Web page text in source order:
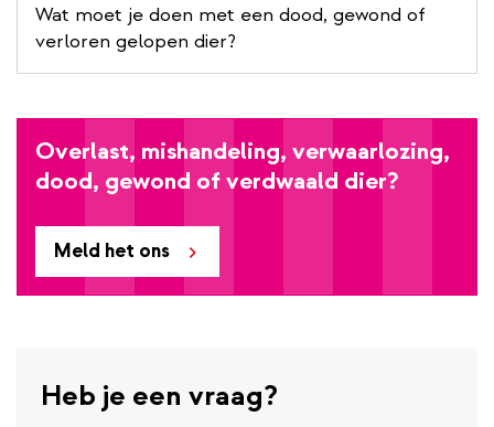
Wat moet je doen met een dood, gewond of
verloren gelopen dier?
Meld het ons
Overlast, mishandeling, verwaarlozing,
dood, gewond of verdwaald dier?
Heb je een vraag?